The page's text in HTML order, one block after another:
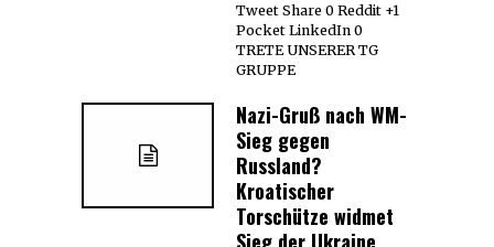
Tweet Share 0 Reddit +1
Pocket LinkedIn 0
TRETE UNSERER TG
GRUPPE
Nazi-Gruß nach WM-
Sieg gegen
Russland?
Kroatischer
Torschütze widmet
Sieg der Ukraine